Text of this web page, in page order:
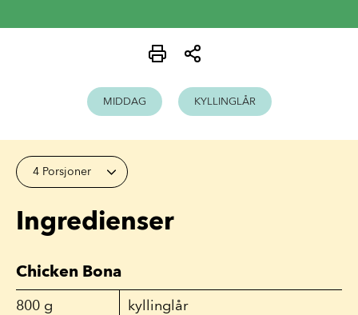
MIDDAG KYLLINGLÅR
4 Porsjoner
Ingredienser
Chicken Bona
800 g
kyllinglår